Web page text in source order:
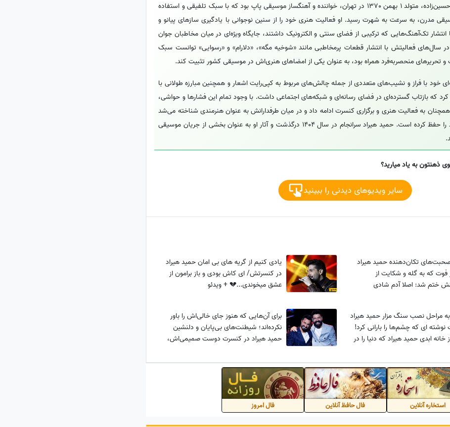
با نام اصلی حمید حسین‌زاده، متولد 1 بهمن 1370 در تهران، خواننده و آهنگساز موسیقی پاپ بود که با سبک تلفیقی و استفاده
مدرن، به سرعت به شهرت رسید. او فعالیت هنری خود را از سنین نوجوانی با یادگیری سازهای پیانو و
انتشار تک‌آهنگ‌هایی که ترکیبی از فضای سنتی و الکترونیک داشتند، جایگاه ویژه‌ای در میان مخاطبان جوان
در سال‌های فعالیتش با انتشار قطعات پرمخاطبی مانند «شوخیه مگه»، «دلارام» و «رسوایی» توانست سبک
تحریرهای منحصربه‌فرد همراه بود، به عنوان یکی از امضاهای هنری‌اش در موسیقی کشور تثبیت کند.
خود با فراز و نشیب‌های متعددی از جمله چالش‌های مربوط به کپی‌رایت اشعار و همچنین مبارزه طولانی با
که بازتاب گسترده‌ای در فضای رسانه‌ای و شبکه‌های اجتماعی داشت. با وجود تمام این فشارها و حواشی،
به فعالیت هنری و برگزاری کنسرت ادامه داد و در میان طرفدارانش به عنوان هنرمندی شناخته می‌شد
که با وجود بیماری، روحیه خود را حفظ کرده است. حمید هیراد سرانجام در سال 1404 درگذشت و آثار او به عنوان بخشی از جریان موسیقی
ذهنتون به یاد میارید؟
سایر ویدیوهای دیدنی را ببینید
تکان‌دهنده حمید هیراد
فوت که به گله و شکایت از
ختم شد: اصلا آدم شادی
یادی کنیم از گریه های بی امان حمید هیراد
در کنسرتش/ ای کاش بودی و باز برامون از
عشق میخوندی...💔 + ویدئو
مراحل نصب سنگ مزار حمید هیراد
ای که چشم‌ها را بارانی کرد!
پیامی از خانه ابدی حمید هیراد که دنیا را در
برای آن‌هایی که هنوز جای خالی‌اش را باور
نکرده‌اند؛ شیطنت‌های بی‌پایان و دلنشین
حمید هیراد در کنسرت دوست صمیمی‌اش،
استخاره آنلاین فال حافظ آنلاین فال امروز